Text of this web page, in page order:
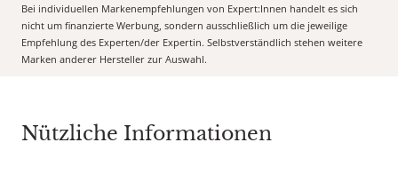
Bei individuellen Markenempfehlungen von Expert:Innen handelt es sich
nicht um finanzierte Werbung, sondern ausschließlich um die jeweilige
Empfehlung des Experten/der Expertin. Selbstverständlich stehen weitere
Marken anderer Hersteller zur Auswahl.
Nützliche Informationen